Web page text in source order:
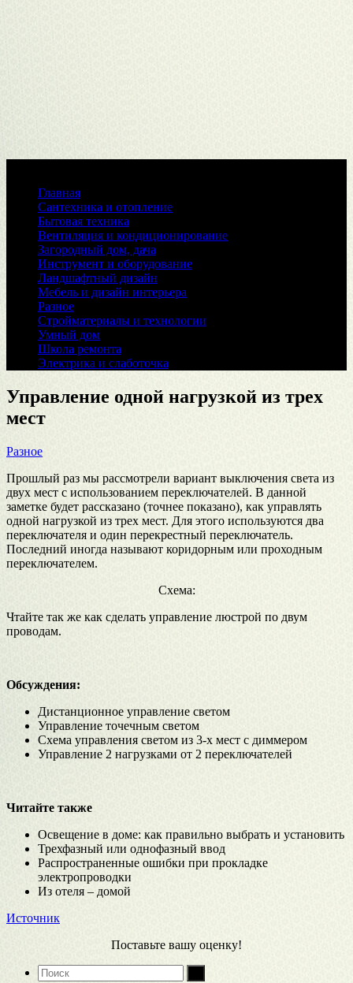
Главная
Сантехника и отопление
Бытовая техника
Вентиляция и кондиционирование
Загородный дом, дача
Инструмент и оборудование
Ландшафтный дизайн
Мебель и дизайн интерьера
Разное
Стройматериалы и технологии
Умный дом
Школа ремонта
Электрика и слаботочка
Управление одной нагрузкой из трех
мест
Разное
Прошлый раз мы рассмотрели вариант выключения света из
двух мест с использованием переключателей. В данной
заметке будет рассказано (точнее показано), как управлять
одной нагрузкой из трех мест. Для этого используются два
переключателя и один перекрестный переключатель.
Последний иногда называют коридорным или проходным
переключателем.
Схема:
Чтайте так же как сделать управление люстрой по двум
проводам.
Обсуждения:
Дистанционное управление светом
Управление точечным светом
Схема управления светом из 3-х мест с диммером
Управление 2 нагрузками от 2 переключателей
Читайте также
Освещение в доме: как правильно выбрать и установить
Трехфазный или однофазный ввод
Распространенные ошибки при прокладке
электропроводки
Из отеля – домой
Источник
Поставьте вашу оценку!